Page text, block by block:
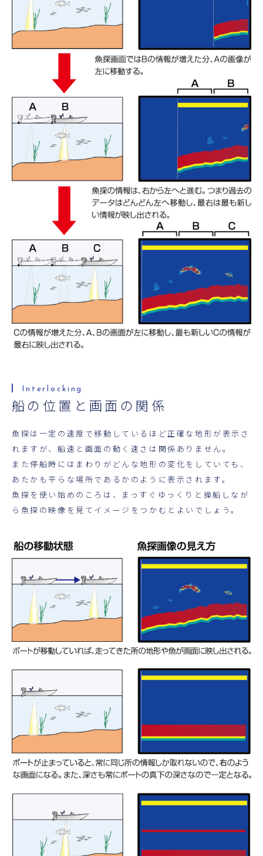
船の位置と画面の関係
魚探は一定の速度で移動しているほど正確な地形が表示さ
れますが、船速と画面の動く速さは関係ありません。
また停船時にはまわりがどんな地形の変化をしていても、
あたかも平らな場所であるかのように表示されます。
魚探を使い始めのころは、まっすぐゆっくりと操船しなが
ら魚探の映像を見てイメージをつかむとよいでしょう。